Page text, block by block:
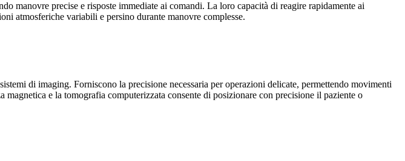
manovre precise e risposte immediate ai comandi. La loro capacità di reagire rapidamente ai
atmosferiche variabili e persino durante manovre complesse.
di imaging. Forniscono la precisione necessaria per operazioni delicate, permettendo movimenti
e la tomografia computerizzata consente di posizionare con precisione il paziente o